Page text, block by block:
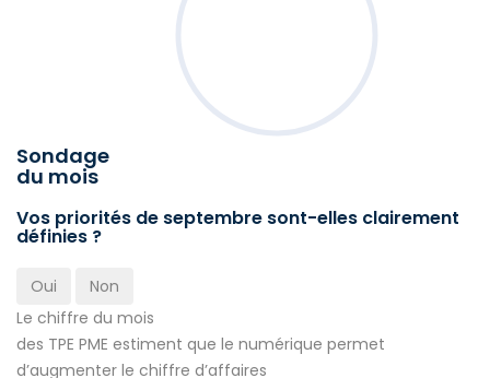
Sondage
du mois
Vos priorités de septembre sont-elles clairement
définies ?
Oui
Non
Le chiffre du mois
des TPE PME estiment que le numérique permet
d’augmenter le chiffre d’affaires